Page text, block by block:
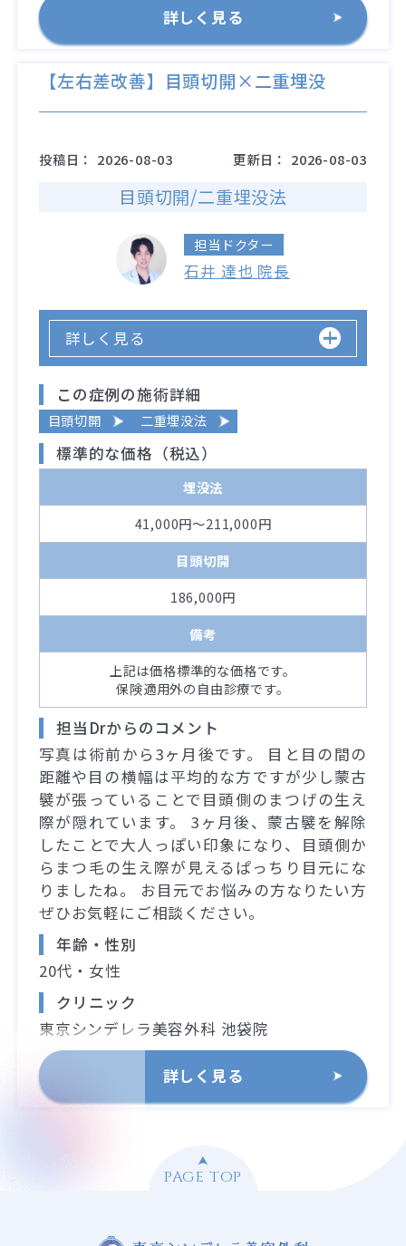
詳しく見る
【左右差改善】目頭切開×二重埋没
投稿日： 2026-08-03 更新日： 2026-08-03
目頭切開/二重埋没法
担当ドクター
石井 達也 院長
詳しく見る
この症例の施術詳細
目頭切開 二重埋没法
標準的な価格（税込）
埋没法
41,000円～211,000円
目頭切開
186,000円
備考
上記は価格標準的な価格です。
保険適用外の自由診療です。
担当Drからのコメント
写真は術前から3ヶ月後です。 目と目の間の
距離や目の横幅は平均的な方ですが少し蒙古
襞が張っていることで目頭側のまつげの生え
際が隠れています。 3ヶ月後、蒙古襞を解除
したことで大人っぽい印象になり、目頭側か
らまつ毛の生え際が見えるぱっちり目元にな
りましたね。 お目元でお悩みの方なりたい方
ぜひお気軽にご相談ください。
年齢・性別
20代・女性
クリニック
東京シンデレラ美容外科 池袋院
詳しく見る
PAGE TOP